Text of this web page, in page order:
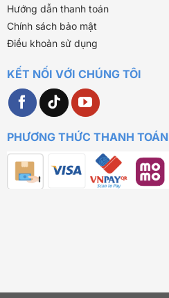
Hướng dẫn thanh toán
Chính sách bảo mật
Điều khoản sử dụng
KẾT NỐI VỚI CHÚNG TÔI
PHƯƠNG THỨC THANH TOÁN